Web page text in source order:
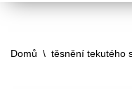
Domů \ těsnění tekutého